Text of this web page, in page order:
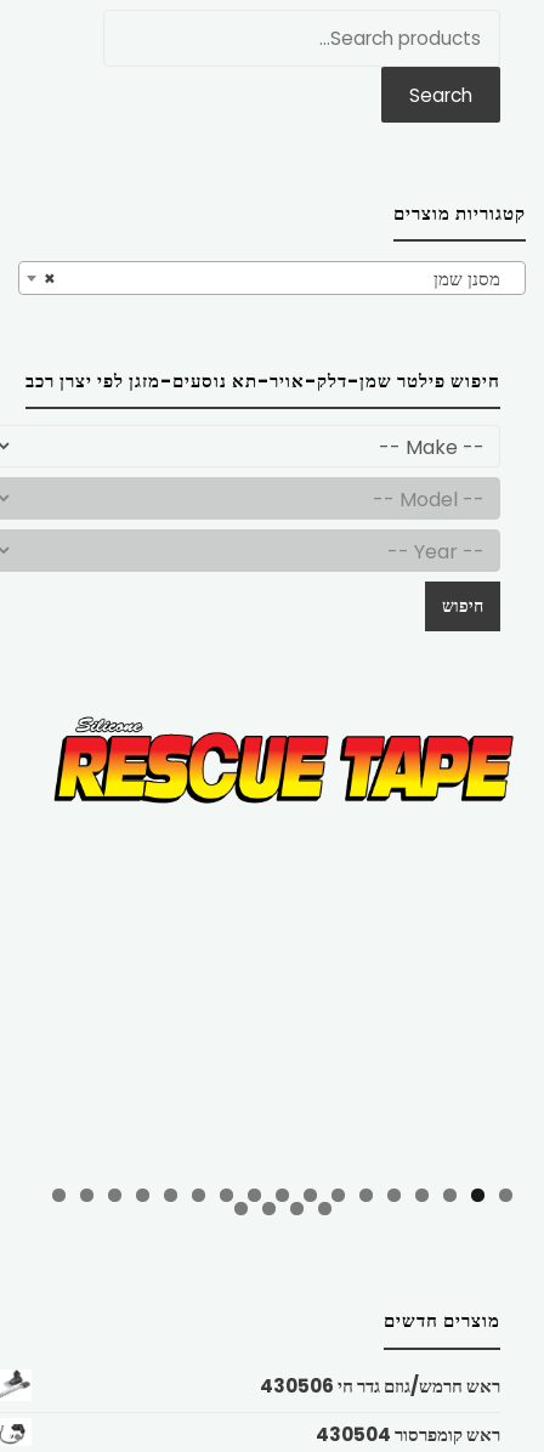
Search
קטגוריות מוצרים
× מסנן שמן
חיפוש פילטר שמן-דלק-אויר-תא נוסעים-מזגן לפי יצרן רכב
חיפוש
מוצרים חדשים
ראש חרמש/גוזם גדר חי 430506
ראש קומפרסור 430504